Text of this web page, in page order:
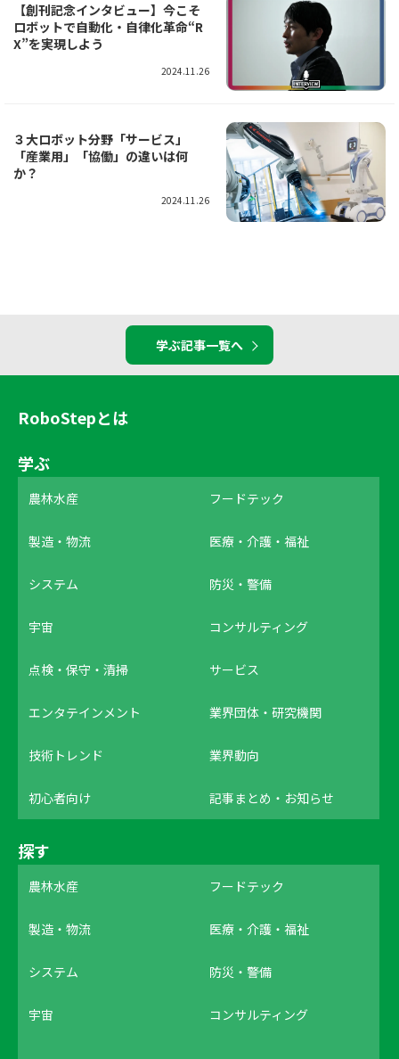
【創刊記念インタビュー】今こそ
ロボットで自動化・自律化革命“R
X”を実現しよう
2024.11.26
３大ロボット分野「サービス」
「産業用」「協働」の違いは何
か？
2024.11.26
学ぶ記事一覧へ
RoboStepとは
学ぶ
農林水産 フードテック
製造・物流 医療・介護・福祉
システム 防災・警備
宇宙 コンサルティング
点検・保守・清掃 サービス
エンタテインメント 業界団体・研究機関
技術トレンド 業界動向
初心者向け 記事まとめ・お知らせ
探す
農林水産 フードテック
製造・物流 医療・介護・福祉
システム 防災・警備
宇宙 コンサルティング